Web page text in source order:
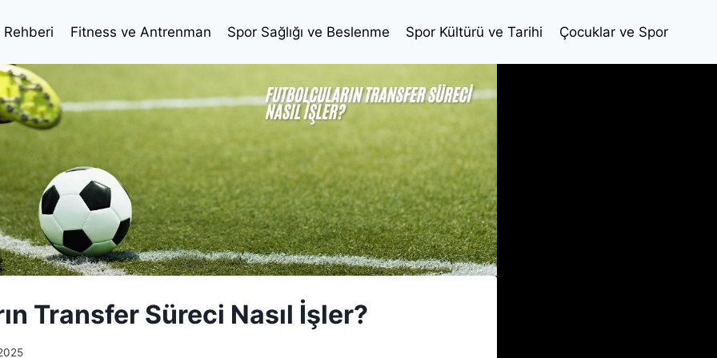
Rehberi Fitness ve Antrenman Spor Sağlığı ve Beslenme Spor Kültürü ve Tarihi Çocuklar ve Spor
Transfer Süreci Nasıl İşler?